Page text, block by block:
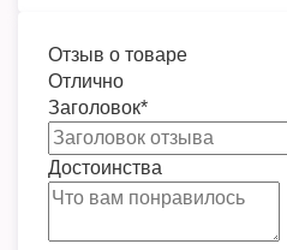
Отзыв о товаре
Отлично
Заголовок*
Достоинства